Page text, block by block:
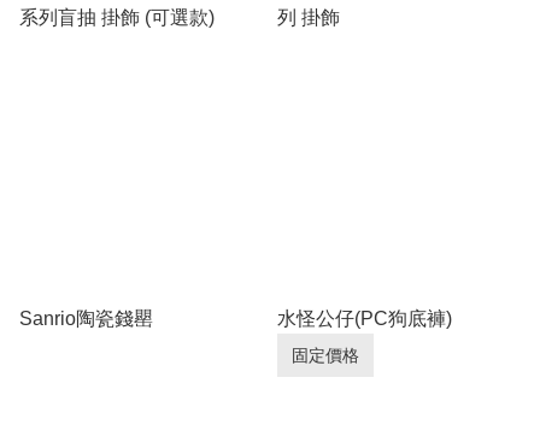
系列盲抽 掛飾 (可選款)
列 掛飾
Sanrio陶瓷錢罌 水怪公仔(PC狗底褲)
固定價格